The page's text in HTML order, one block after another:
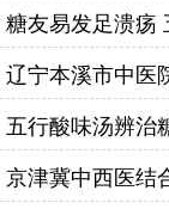
糖友易发足溃疡
辽宁本溪市中医
五行酸味汤辨治
京津冀中西医结